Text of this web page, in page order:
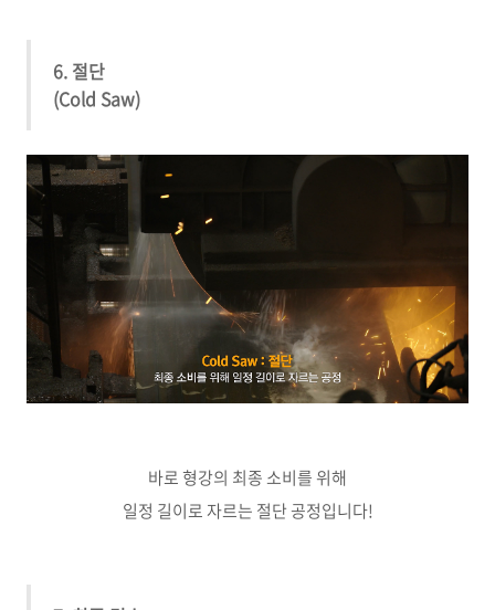
6. 절단
(Cold Saw)
바로 형강의 최종 소비를 위해
일정 길이로 자르는 절단 공정입니다!